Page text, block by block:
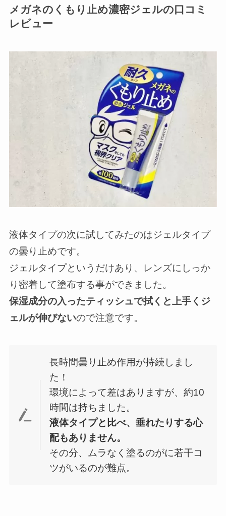
メガネのくもり止め濃密ジェルの口コミ
レビュー
液体タイプの次に試してみたのはジェルタイプ
の曇り止めです。
ジェルタイプというだけあり、レンズにしっか
り密着して塗布する事ができました。
保湿成分の入ったティッシュで拭くと上手くジ
ェルが伸びないので注意です。
長時間曇り止め作用が持続しまし
た！
環境によって差はありますが、約10
時間は持ちました。
液体タイプと比べ、垂れたりする心
配もありません。
その分、ムラなく塗るのがに若干コ
ツがいるのが難点。